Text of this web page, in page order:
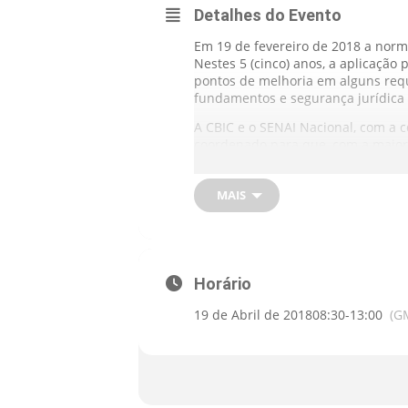
Detalhes do Evento
Em 19 de fevereiro de 2018 a
Nestes 5 (cinco) anos, a
pontos de melhoria em alguns
fundamentos e segurança
A CBIC e o SENAI Nacional, com
organização de mercado e
Serão realizadas ações
As contribuições levantadas
a 18 de maio de 2018, em
Posteriormente, a CBIC
MAIS
Horário
19 de Abril de 201808:30-13:00